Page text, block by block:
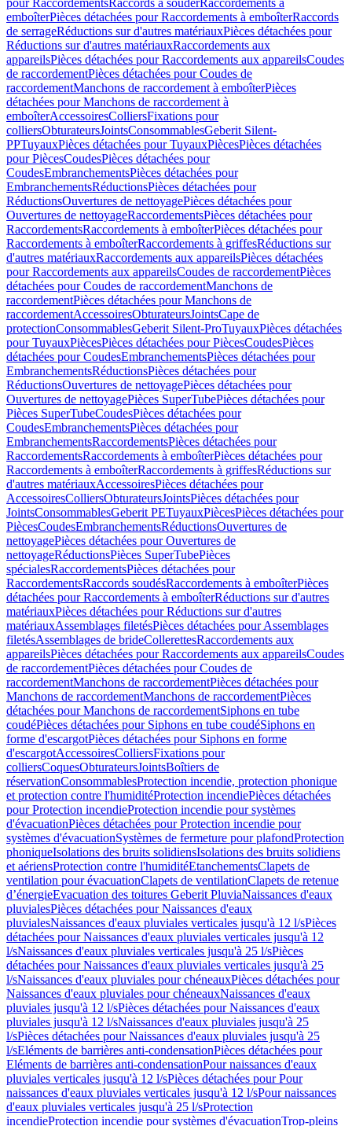
pour RaccordementsRaccords à souderRaccordements à
emboîterPièces détachées pour Raccordements à emboîterRaccords
de serrageRéductions sur d'autres matériauxPièces détachées pour
Réductions sur d'autres matériauxRaccordements aux
appareilsPièces détachées pour Raccordements aux appareilsCoudes
de raccordementPièces détachées pour Coudes de
raccordementManchons de raccordement à emboîterPièces
détachées pour Manchons de raccordement à
emboîterAccessoiresColliersFixations pour
colliersObturateursJointsConsommablesGeberit Silent-
PPTuyauxPièces détachées pour TuyauxPiècesPièces détachées
pour PiècesCoudesPièces détachées pour
CoudesEmbranchementsPièces détachées pour
EmbranchementsRéductionsPièces détachées pour
RéductionsOuvertures de nettoyagePièces détachées pour
Ouvertures de nettoyageRaccordementsPièces détachées pour
RaccordementsRaccordements à emboîterPièces détachées pour
Raccordements à emboîterRaccordements à griffesRéductions sur
d'autres matériauxRaccordements aux appareilsPièces détachées
pour Raccordements aux appareilsCoudes de raccordementPièces
détachées pour Coudes de raccordementManchons de
raccordementPièces détachées pour Manchons de
raccordementAccessoiresObturateursJointsCape de
protectionConsommablesGeberit Silent-ProTuyauxPièces détachées
pour TuyauxPiècesPièces détachées pour PiècesCoudesPièces
détachées pour CoudesEmbranchementsPièces détachées pour
EmbranchementsRéductionsPièces détachées pour
RéductionsOuvertures de nettoyagePièces détachées pour
Ouvertures de nettoyagePièces SuperTubePièces détachées pour
Pièces SuperTubeCoudesPièces détachées pour
CoudesEmbranchementsPièces détachées pour
EmbranchementsRaccordementsPièces détachées pour
RaccordementsRaccordements à emboîterPièces détachées pour
Raccordements à emboîterRaccordements à griffesRéductions sur
d'autres matériauxAccessoiresPièces détachées pour
AccessoiresColliersObturateursJointsPièces détachées pour
JointsConsommablesGeberit PETuyauxPiècesPièces détachées pour
PiècesCoudesEmbranchementsRéductionsOuvertures de
nettoyagePièces détachées pour Ouvertures de
nettoyageRéductionsPièces SuperTubePièces
spécialesRaccordementsPièces détachées pour
RaccordementsRaccords soudésRaccordements à emboîterPièces
détachées pour Raccordements à emboîterRéductions sur d'autres
matériauxPièces détachées pour Réductions sur d'autres
matériauxAssemblages filetésPièces détachées pour Assemblages
filetésAssemblages de brideCollerettesRaccordements aux
appareilsPièces détachées pour Raccordements aux appareilsCoudes
de raccordementPièces détachées pour Coudes de
raccordementManchons de raccordementPièces détachées pour
Manchons de raccordementManchons de raccordementPièces
détachées pour Manchons de raccordementSiphons en tube
coudéPièces détachées pour Siphons en tube coudéSiphons en
forme d'escargotPièces détachées pour Siphons en forme
d'escargotAccessoiresColliersFixations pour
colliersCoquesObturateursJointsBoîtiers de
réservationConsommablesProtection incendie, protection phonique
et protection contre l'humiditéProtection incendiePièces détachées
pour Protection incendieProtection incendie pour systèmes
d'évacuationPièces détachées pour Protection incendie pour
systèmes d'évacuationSystèmes de fermeture pour plafondProtection
phoniqueIsolations des bruits solidiensIsolations des bruits solidiens
et aériensProtection contre l'humiditéEtanchementsClapets de
ventilation pour évacuationClapets de ventilationClapets de retenue
d’énergieEvacuation des toitures Geberit PluviaNaissances d'eaux
pluvialesPièces détachées pour Naissances d'eaux
pluvialesNaissances d'eaux pluviales verticales jusqu'à 12 l/sPièces
détachées pour Naissances d'eaux pluviales verticales jusqu'à 12
l/sNaissances d'eaux pluviales verticales jusqu'à 25 l/sPièces
détachées pour Naissances d'eaux pluviales verticales jusqu'à 25
l/sNaissances d'eaux pluviales pour chéneauxPièces détachées pour
Naissances d'eaux pluviales pour chéneauxNaissances d'eaux
pluviales jusqu'à 12 l/sPièces détachées pour Naissances d'eaux
pluviales jusqu'à 12 l/sNaissances d'eaux pluviales jusqu'à 25
l/sPièces détachées pour Naissances d'eaux pluviales jusqu'à 25
l/sEléments de barrières anti-condensationPièces détachées pour
Eléments de barrières anti-condensationPour naissances d'eaux
pluviales verticales jusqu'à 12 l/sPièces détachées pour Pour
naissances d'eaux pluviales verticales jusqu'à 12 l/sPour naissances
d'eaux pluviales verticales jusqu'à 25 l/sProtection
incendieProtection incendie pour systèmes d'évacuationTrop-pleins